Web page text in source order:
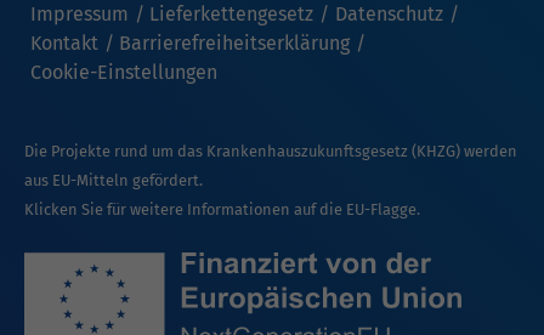
Impressum Lieferkettengesetz
Datenschutz
Kontakt
Barrierefreiheitserklärung
Cookie-Einstellungen
Die Projekte rund um das Krankenhauszukunftsgesetz (KHZG) werden
aus EU-Mitteln gefördert.
Klicken Sie für weitere Informationen auf die EU-Flagge.